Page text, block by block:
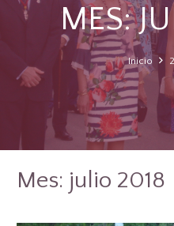
MES:
Inicio
Mes: julio 2018